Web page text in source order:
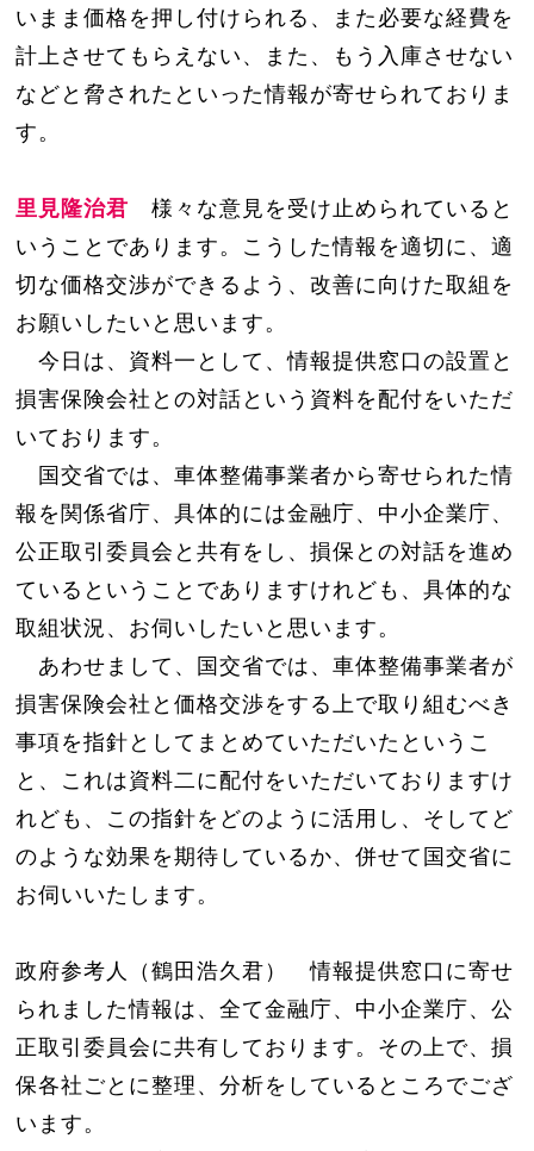
いまま価格を押し付けられる、また必要な経費を
計上させてもらえない、また、もう入庫させない
などと脅されたといった情報が寄せられておりま
す。
里見隆治君 様々な意見を受け止められていると
いうことであります。こうした情報を適切に、適
切な価格交渉ができるよう、改善に向けた取組を
お願いしたいと思います。
今日は、資料一として、情報提供窓口の設置と
損害保険会社との対話という資料を配付をいただ
いております。
国交省では、車体整備事業者から寄せられた情
報を関係省庁、具体的には金融庁、中小企業庁、
公正取引委員会と共有をし、損保との対話を進め
ているということでありますけれども、具体的な
取組状況、お伺いしたいと思います。
あわせまして、国交省では、車体整備事業者が
損害保険会社と価格交渉をする上で取り組むべき
事項を指針としてまとめていただいたというこ
と、これは資料二に配付をいただいておりますけ
れども、この指針をどのように活用し、そしてど
のような効果を期待しているか、併せて国交省に
お伺いいたします。
政府参考人（鶴田浩久君） 情報提供窓口に寄せ
られました情報は、全て金融庁、中小企業庁、公
正取引委員会に共有しております。その上で、損
保各社ごとに整理、分析をしているところでござ
います。